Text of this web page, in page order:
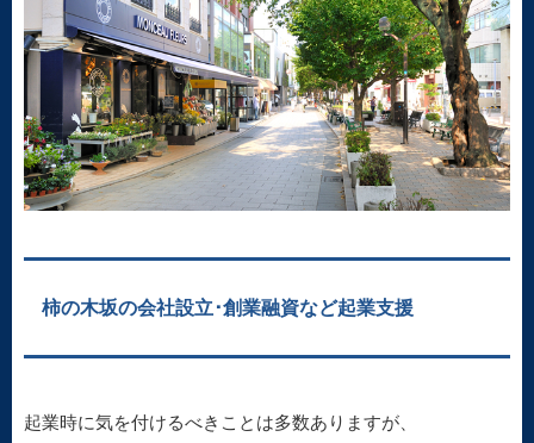
柿の木坂の会社設立･創業融資など起業支援
起業時に気を付けるべきことは多数ありますが、